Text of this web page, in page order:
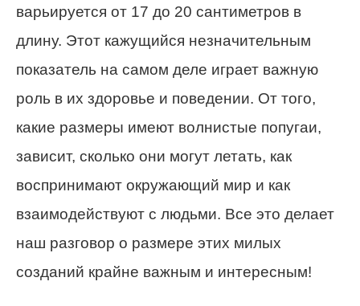
варьируется от 17 до 20 сантиметров в
длину. Этот кажущийся незначительным
показатель на самом деле играет важную
роль в их здоровье и поведении. От того,
какие размеры имеют волнистые попугаи,
зависит, сколько они могут летать, как
воспринимают окружающий мир и как
взаимодействуют с людьми. Все это делает
наш разговор о размере этих милых
созданий крайне важным и интересным!